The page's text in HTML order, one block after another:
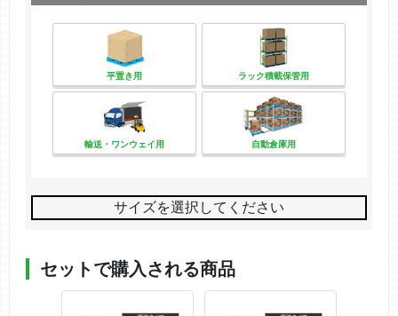
平置き用 ラック積載保管用
輸送・ワンウェイ用 自動倉庫用
サイズを選択してください
セットで購入される商品